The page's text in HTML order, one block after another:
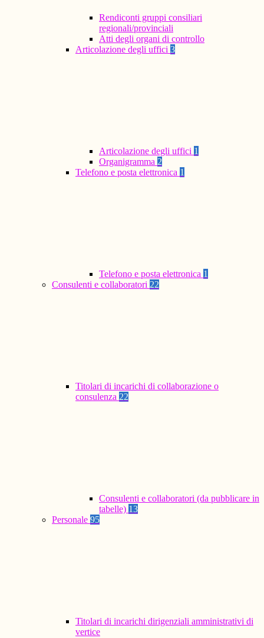
Rendiconti gruppi consiliari
regionali/provinciali
Atti degli organi di controllo
Articolazione degli uffici 3
Articolazione degli uffici 1
Organigramma 2
Telefono e posta elettronica 1
Telefono e posta elettronica 1
Consulenti e collaboratori 22
Titolari di incarichi di collaborazione o
consulenza 22
Consulenti e collaboratori (da pubblicare in
tabelle) 13
Personale 95
Titolari di incarichi dirigenziali amministrativi di
vertice